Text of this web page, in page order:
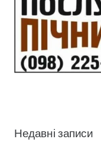
Недавні записи